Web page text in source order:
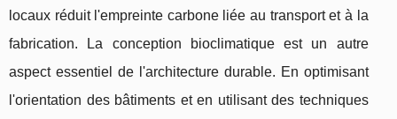
locaux réduit l'empreinte carbone liée au transport et à la
fabrication. La conception bioclimatique est un autre
aspect essentiel de l'architecture durable. En optimisant
l'orientation des bâtiments et en utilisant des techniques